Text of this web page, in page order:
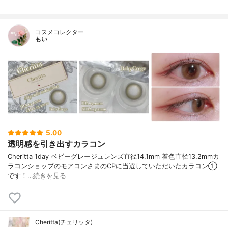
コスメコレクター
もい
5.00
透明感を引き出すカラコン
Cheritta 1day ベビーグレージュレンズ直径14.1mm 着色直径13.2mmカ
ラコンショップのモアコンさまのCPに当選していただいたカラコン①
です！…続きを見る
Cheritta(チェリッタ)